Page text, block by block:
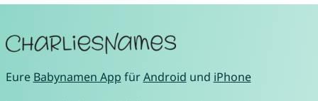
Eure Babynamen App fürAndroid und iPhone